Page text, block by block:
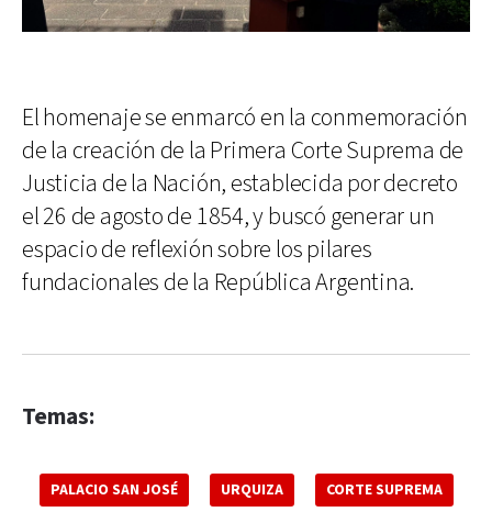
El homenaje se enmarcó en la conmemoración
de la creación de la Primera Corte Suprema de
Justicia de la Nación, establecida por decreto
el 26 de agosto de 1854, y buscó generar un
espacio de reflexión sobre los pilares
fundacionales de la República Argentina.
Temas:
PALACIO SAN JOSÉ URQUIZA CORTE SUPREMA